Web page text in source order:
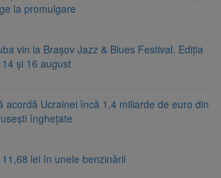
la promulgare
vin la Brașov Jazz & Blues Festival. Ediția
și 16 august
acordă Ucrainei încă 1,4 miliarde de euro din
înghețate
lei în unele benzinării